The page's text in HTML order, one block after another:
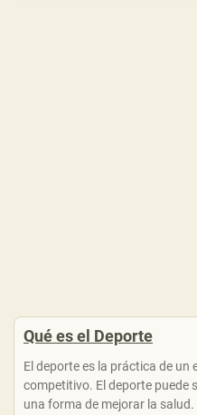
Qué es el Deporte
El deporte es la práctica de un
competitivo. El deporte puede
una forma de mejorar la